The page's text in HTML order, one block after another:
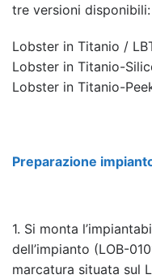
tre versioni disponibili:
Lobster in Titanio /
Lobster in Titanio-
Lobster in Titanio-
Preparazione
1. Si monta
dell’impianto (LOB-
marcatura situata sul